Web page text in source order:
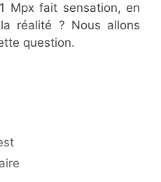
Mpx fait sensation, en
réalité ? Nous allons
question.